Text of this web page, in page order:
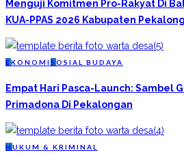
Menguji Komitmen Pro-Rakyat Di
KUA-PPAS 2026 Kabupaten
EKONOMI S OSIAL BUDAYA
Empat Hari Pasca-Launch: Sambel
Primadona Di Pekalongan
H UKUM & KRIMINAL